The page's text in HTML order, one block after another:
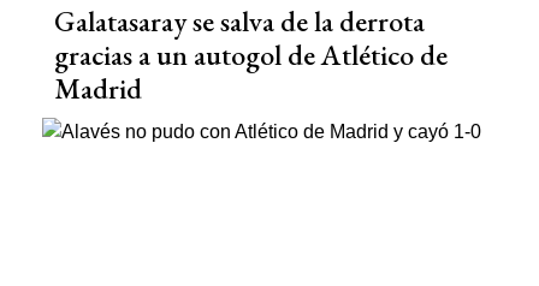
Galatasaray se salva de la derrota
gracias a un autogol de Atlético de
Madrid